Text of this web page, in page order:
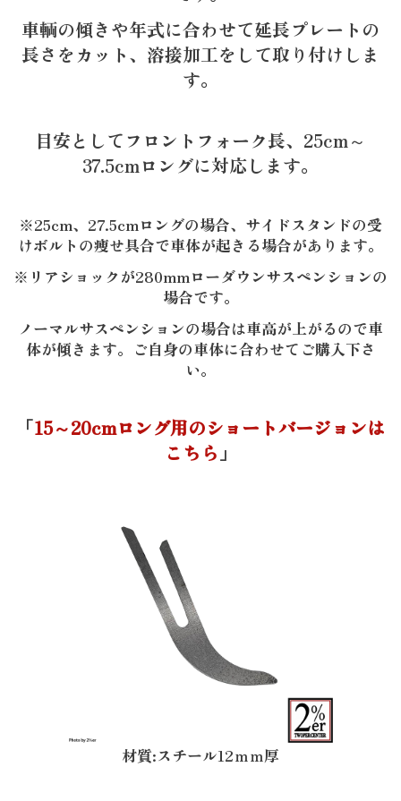
お買い物を続ける カートへ進む
車輌の傾きや年式に合わせて延長プレートの
長さをカット、溶接加工をして取り付けしま
す。
目安としてフロントフォーク長、25cm～
37.5cmロングに対応します。
※25cm、27.5cmロングの場合、サイドスタンドの受
けボルトの痩せ具合で車体が起きる場合があります。
※リアショックが280mmローダウンサスペンションの
場合です。
ノーマルサスペンションの場合は車高が上がるので車
体が傾きます。ご自身の車体に合わせてご購入下さ
い。
「15～20cmロング用のショートバージョンは
こちら」
材質:スチール12ｍｍ厚